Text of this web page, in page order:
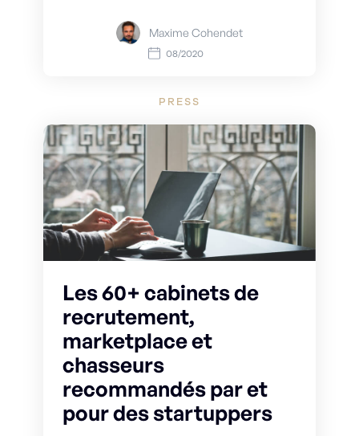
Maxime Cohendet
08/2020
PRESS
Les 60+ cabinets de
recrutement,
marketplace et
chasseurs
recommandés par et
pour des startuppers